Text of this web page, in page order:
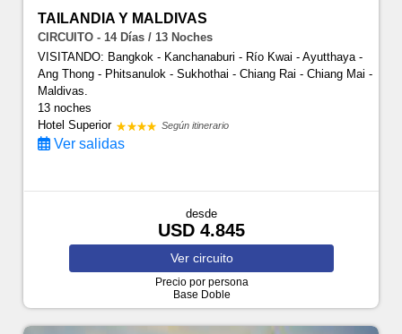
TAILANDIA Y MALDIVAS
CIRCUITO - 14 Días / 13 Noches
VISITANDO: Bangkok - Kanchanaburi - Río Kwai - Ayutthaya -
Ang Thong - Phitsanulok - Sukhothai - Chiang Rai - Chiang Mai -
Maldivas.
13 noches
Hotel Superior
Según itinerario
Ver salidas
desde
USD 4.845
Ver circuito
Precio por persona
Base Doble